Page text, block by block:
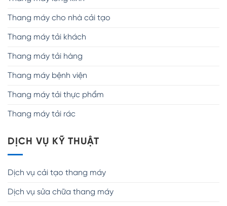
Thang máy cho nhà cải tạo
Thang máy tải khách
Thang máy tải hàng
Thang máy bệnh viện
Thang máy tải thực phẩm
Thang máy tải rác
DỊCH VỤ KỸ THUẬT
Dịch vụ cải tạo thang máy
Dịch vụ sửa chữa thang máy